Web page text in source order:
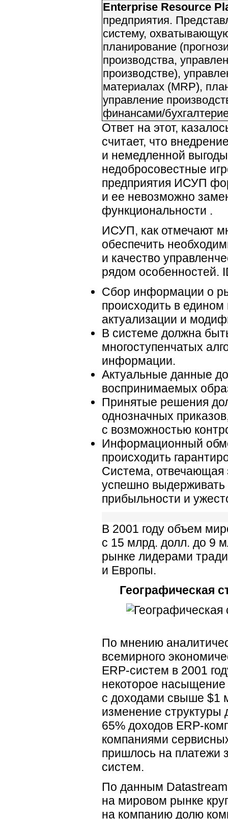
Enterprise Resource
предприятия.
систему,
планирование
производства,
производстве),
материалах (MRP),
управление
финансами/
Ответ на этот,
считает, что
и немедленной
недобросовестные
предприятия ИСУП
и ее невозможно
функциональности .
ИСУП, как отмечают
обеспечить
и качество
рядом особенностей.
Сбор информации о
происходить в
актуализации и
В системе должна
многоступенчатых
информации.
Актуальные данные
воспринимаемых
Принятые решения
однозначных
с возможностью
Информационный
происходить
Система, отвечающая
успешно выдерживать
прибыльности и
В 2001 году объем
с 15 млрд. долл. до 9
рынке лидерами
и Европы.
Географическая
По мнению
всемирного
ERP-систем в 2001
некоторое
с доходами свыше $1
изменение структуры
65% доходов ERP-
компаниями
пришлось на платежи
систем.
По данным
на мировом рынке
на компанию долю